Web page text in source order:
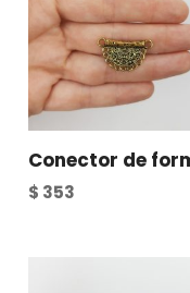
Conector de
$ 353